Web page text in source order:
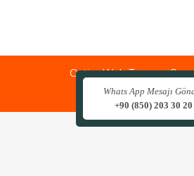
Ostim Web Tasarım
Design by
Whats App Mesajı
+90 (850) 203 30 20